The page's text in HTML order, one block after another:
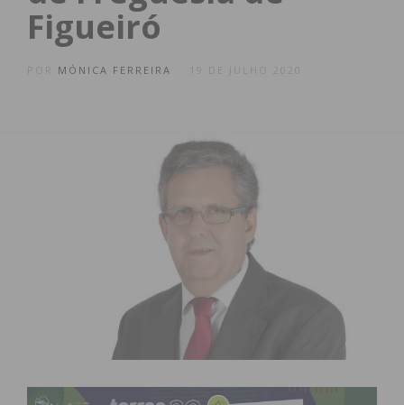
Figueiró
MÓNICA FERREIRA